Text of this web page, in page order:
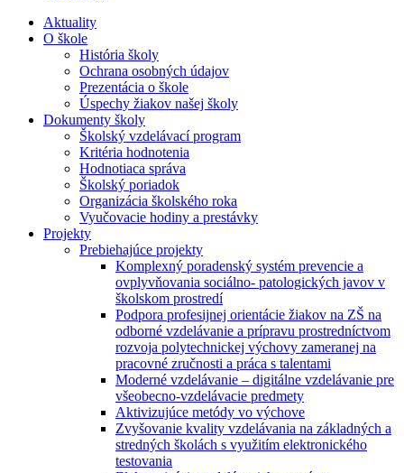
Aktuality
O škole
História školy
Ochrana osobných údajov
Prezentácia o škole
Úspechy žiakov našej školy
Dokumenty školy
Školský vzdelávací program
Kritéria hodnotenia
Hodnotiaca správa
Školský poriadok
Organizácia školského roka
Vyučovacie hodiny a prestávky
Projekty
Prebiehajúce projekty
Komplexný poradenský systém prevencie a
ovplyvňovania sociálno- patologických javov v
školskom prostredí
Podpora profesijnej orientácie žiakov na ZŠ na
odborné vzdelávanie a prípravu prostredníctvom
rozvoja polytechnickej výchovy zameranej na
pracovné zručnosti a práca s talentami
Moderné vzdelávanie – digitálne vzdelávanie pre
všeobecno-vzdelávacie predmety
Aktivizujúce metódy vo výchove
Zvyšovanie kvality vzdelávania na základných a
stredných školách s využitím elektronického
testovania